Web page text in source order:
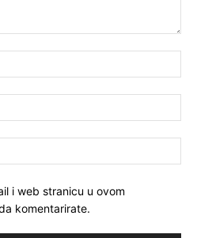
i web stranicu u ovom
komentarirate.